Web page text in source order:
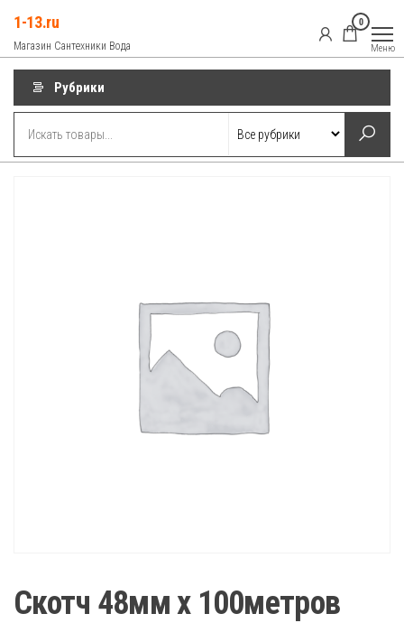
содержимому
1-13.ru
Магазин Сантехники Вода
0
Меню
Рубрики
Скотч 48мм х 100метров